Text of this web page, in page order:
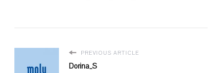
PREVIOUS ARTICLE
Dorina_S